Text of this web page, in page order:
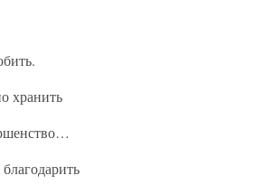
хранить